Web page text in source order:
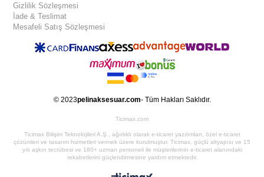
Gizlilik Sözleşmesi
İade & Teslimat
Mesafeli Satış Sözleşmesi
© 2023pelinaksesuar.com- Tüm Hakları Saklıdır.
Ticimax.com
Ticimax Bilişim Teknolojileri A.Ş., ağırlıklı olarak e-ticaret yazılımları, özel e-ticaret
çözümleri ve tasarım hizmetleri vermek üzere kurulmuştur. Ticimax, güçlü altyapısı ve 15
yılı aşkın tecrübesi ve 180+ uzman personeli ile müşterilerinin e-ticaret alanındaki
rekabetlerini güçlendirmesine yardım etmektedir.